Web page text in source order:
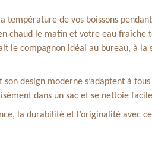
température de vos boissons
chaud le matin et votre eau fraîche
le compagnon idéal au bureau, à la
design moderne s’adaptent à
dans un sac et se nettoie
la durabilité et l’originalité avec